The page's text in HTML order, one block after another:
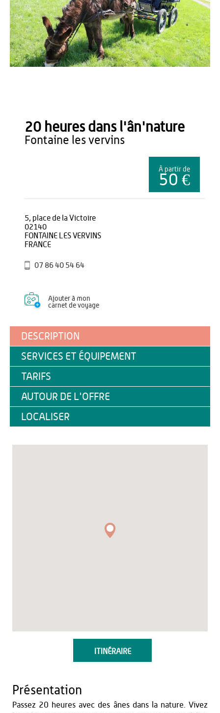
Office de Tourisme du Pays de Thiérache
20 heures dans l'ân'nature
fontaine les vervins
À partir de
50 €
5, place de la Victoire
02140
FONTAINE LES VERVINS
FRANCE
07 86 40 54 64
Ajouter à mon
carnet de voyage
DESCRIPTION
SERVICES ET ÉQUIPEMENT
TARIFS
AUTOUR DE L'OFFRE
LOCALISER
ITINÉRAIRE
Présentation
Passez 20 heures avec des ânes dans la nature. Vivez